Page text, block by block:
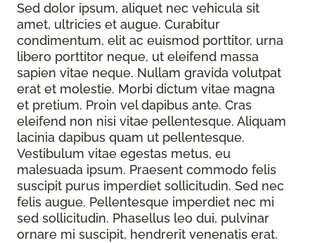
Sed dolor ipsum, aliquet nec vehicula sit
amet, ultricies et augue. Curabitur
condimentum, elit ac euismod porttitor, urna
libero porttitor neque, ut eleifend massa
sapien vitae neque. Nullam gravida volutpat
erat et molestie. Morbi dictum vitae magna
et pretium. Proin vel dapibus ante. Cras
eleifend non nisi vitae pellentesque. Aliquam
lacinia dapibus quam ut pellentesque.
Vestibulum vitae egestas metus, eu
malesuada ipsum. Praesent commodo felis
suscipit purus imperdiet sollicitudin. Sed nec
felis augue. Pellentesque imperdiet nec mi
sed sollicitudin. Phasellus leo dui, pulvinar
ornare mi suscipit, hendrerit venenatis erat.